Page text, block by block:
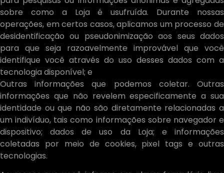
sobre como a Loja é usufruída. Durante nossas
operações, em certos casos, aplicamos um processo de
desidentificação ou pseudonimização aos seus dados
para que seja razoavelmente improvável que você
identifique você através do uso desses dados com a
tecnologia disponível; e
Outras informações que podemos coletar. Outras
informações que não revelem especificamente a sua
identidade ou que não são diretamente relacionadas a
um indivíduo, tais como informações sobre navegador e
dispositivo; dados de uso da Loja; e informações
coletadas por meio de cookies, pixel tags e outras
tecnologias.